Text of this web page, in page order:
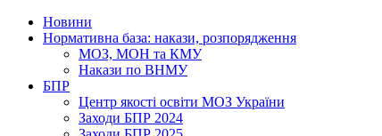
Новини
Нормативна база: накази, розпорядження
МОЗ, МОН та КМУ
Накази по ВНМУ
БПР
Центр якості освіти МОЗ України
Заходи БПР 2024